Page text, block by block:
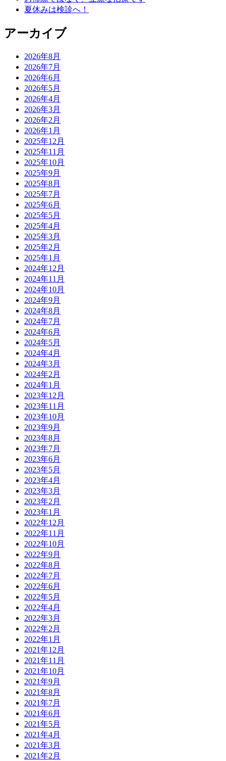
夏休みは検診へ！
アーカイブ
2026年8月
2026年7月
2026年6月
2026年5月
2026年4月
2026年3月
2026年2月
2026年1月
2025年12月
2025年11月
2025年10月
2025年9月
2025年8月
2025年7月
2025年6月
2025年5月
2025年4月
2025年3月
2025年2月
2025年1月
2024年12月
2024年11月
2024年10月
2024年9月
2024年8月
2024年7月
2024年6月
2024年5月
2024年4月
2024年3月
2024年2月
2024年1月
2023年12月
2023年11月
2023年10月
2023年9月
2023年8月
2023年7月
2023年6月
2023年5月
2023年4月
2023年3月
2023年2月
2023年1月
2022年12月
2022年11月
2022年10月
2022年9月
2022年8月
2022年7月
2022年6月
2022年5月
2022年4月
2022年3月
2022年2月
2022年1月
2021年12月
2021年11月
2021年10月
2021年9月
2021年8月
2021年7月
2021年6月
2021年5月
2021年4月
2021年3月
2021年2月